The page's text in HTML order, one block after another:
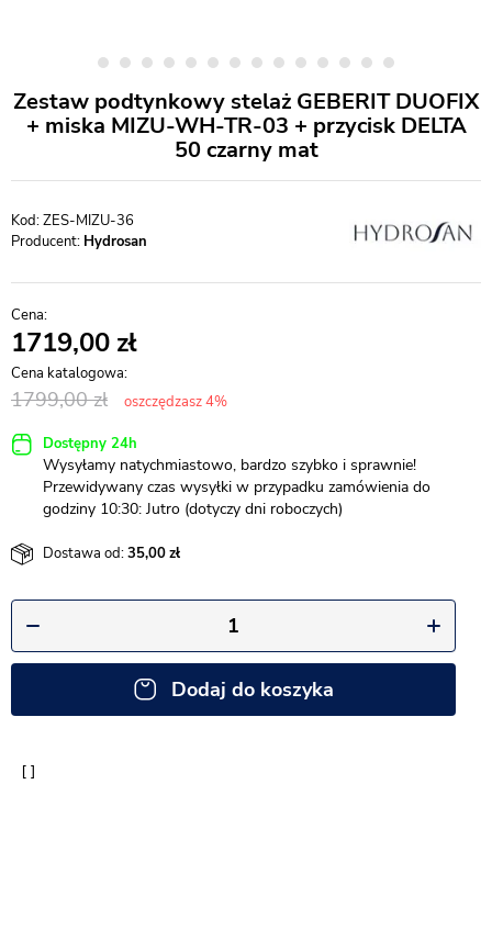
Zestaw podtynkowy stelaż GEBERIT DUOFIX
+ miska MIZU-WH-TR-03 + przycisk DELTA
50 czarny mat
ZES-MIZU-36
Producent: Hydrosan
1719,00
1799,00 oszczędzasz 4%
Dostępny 24h
Wysyłamy natychmiastowo, bardzo szybko i sprawnie!
Przewidywany czas wysyłki w przypadku zamówienia do
godziny 10:30: Jutro (dotyczy dni roboczych)
Dostawa od:35,00
Dodaj do koszyka